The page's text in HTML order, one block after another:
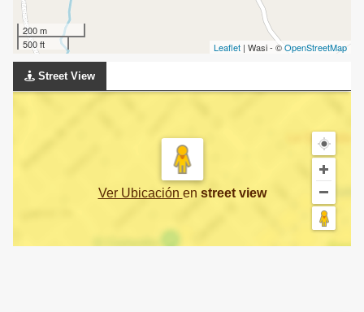
200 m
500 ft
Leaflet | Wasi - ©OpenStreetMap
Street View
Ver Ubicación en street view